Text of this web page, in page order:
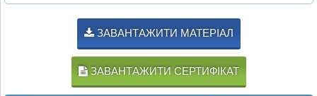
ЗАВАНТАЖИТИ МАТЕРІАЛ
ЗАВАНТАЖИТИ СЕРТИФІКАТ